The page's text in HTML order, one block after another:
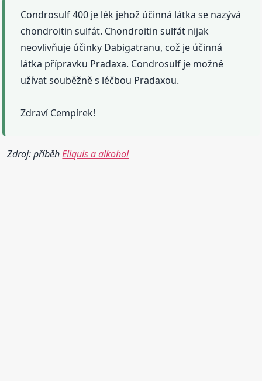
Condrosulf 400 je lék jehož účinná látka se nazývá
chondroitin sulfát. Chondroitin sulfát nijak
neovlivňuje účinky Dabigatranu, což je účinná
látka přípravku Pradaxa. Condrosulf je možné
užívat souběžně s léčbou Pradaxou.
Zdraví Cempírek!
Zdroj: příběhEliquis a alkohol